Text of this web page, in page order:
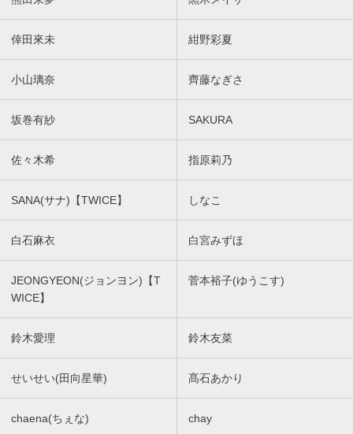
倖田來未 紺野彩夏
小山璃奈 齊藤なぎさ
坂巻有紗 SAKURA
佐々木希 指原莉乃
SANA(サナ)【TWICE】 しなこ
白石麻衣 白宮みずほ
JEONGYEON(ジョンヨン)【T
WICE】
菅本裕子(ゆうこす)
鈴木愛理 鈴木友菜
せいせい(田向星華) 髙石あかり
chaena(ちぇな) chay